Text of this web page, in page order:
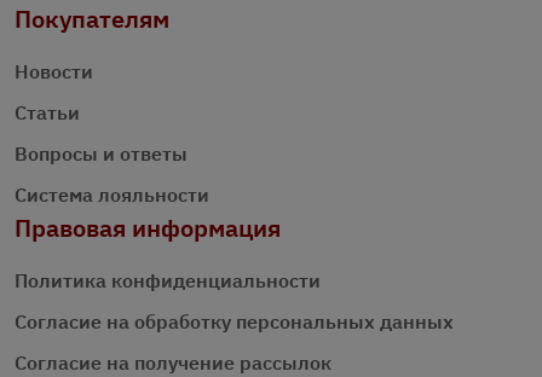
Покупателям
Новости
Статьи
Вопросы и ответы
Система лояльности
Правовая информация
Политика конфиденциальности
Согласие на обработку персональных данных
Согласие на получение рассылок